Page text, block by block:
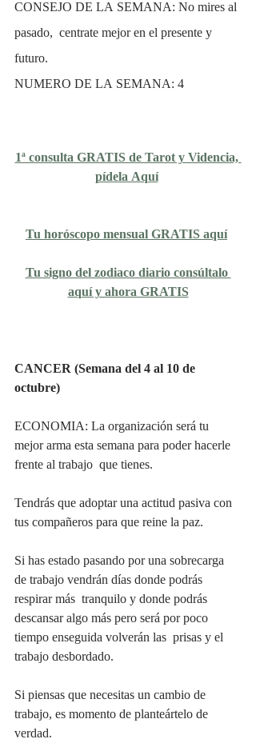
CONSEJO DE LA SEMANA: No mires al
pasado,  centrate mejor en el presente y
futuro.
NUMERO DE LA SEMANA: 4
1ª consulta GRATIS de Tarot y Videncia,
pídela Aquí
Tu horóscopo mensual GRATIS aquí
Tu signo del zodiaco diario consúltalo
aquí y ahora GRATIS
CANCER (Semana del 4 al 10 de
octubre)
ECONOMIA: La organización será tu
mejor arma esta semana para poder hacerle
frente al trabajo  que tienes.
Tendrás que adoptar una actitud pasiva con
tus compañeros para que reine la paz.
Si has estado pasando por una sobrecarga
de trabajo vendrán días donde podrás
respirar más  tranquilo y donde podrás
descansar algo más pero será por poco
tiempo enseguida volverán las  prisas y el
trabajo desbordado.
Si piensas que necesitas un cambio de
trabajo, es momento de planteártelo de
verdad.